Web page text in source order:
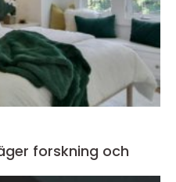
forskning och